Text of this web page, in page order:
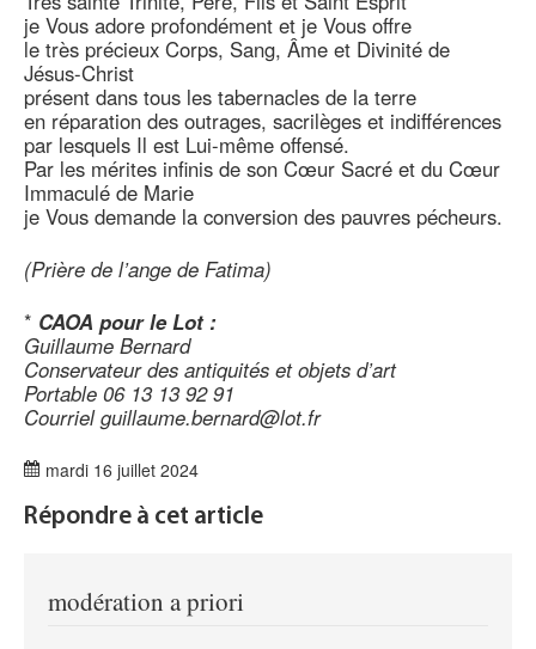
je Vous adore profondément et je Vous offre
le très précieux Corps, Sang, Âme et Divinité de
Jésus-Christ
présent dans tous les tabernacles de la terre
en réparation des outrages, sacrilèges et indifférences
par lesquels Il est Lui-même offensé.
Par les mérites infinis de son Cœur Sacré et du Cœur
Immaculé de Marie
je Vous demande la conversion des pauvres pécheurs.
(Prière de l’ange de Fatima)
* CAOA pour le Lot :
Guillaume Bernard
Conservateur des antiquités et objets d’art
Portable 06 13 13 92 91
Courriel guillaume.bernard@lot.fr
mardi 16 juillet 2024
Répondre à cet article
modération a priori